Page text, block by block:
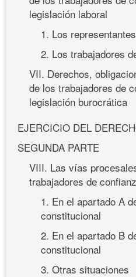
legislación laboral
1. Los
2. Los trabajadores
VII. Derechos,
de los trabajadores de
legislación burocrática
EJERCICIO DEL
SEGUNDA PARTE
VIII. Las vías
trabajadores de
1. En el apartado A
constitucional
2. En el apartado B
constitucional
3. Otras situaciones